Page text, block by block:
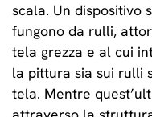
scala. Un dispositivo
fungono da rulli,
tela grezza e al cui
la pittura sia sui rulli
tela. Mentre